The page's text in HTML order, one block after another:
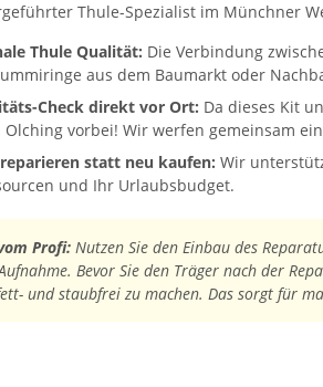
Thule-Spezialist im Münchner
Thule Qualität: Die Verbindung
aus dem Baumarkt oder
Check direkt vor Ort: Da dieses Kit
Olching vorbei! Wir werfen gemeinsam
statt neu kaufen: Wir
und Ihr Urlaubsbudget.
Profi: Nutzen Sie den Einbau des
Bevor Sie den Träger nach der
und staubfrei zu machen. Das sorgt für